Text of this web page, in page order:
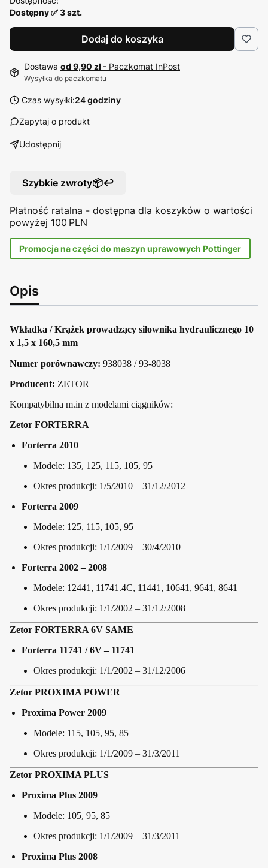
Dostępny ✅ 3 szt.
Dodaj do koszyka
Dostawa od 9,90 zł - Paczkomat InPost
Wysyłka do paczkomatu
Czas wysyłki:24 godziny
Zapytaj o produkt
Udostępnij
Szybkie zwroty📦↩️
Płatność ratalna - dostępna dla koszyków o wartości
powyżej 100 PLN
Promocja na części do maszyn uprawowych Pottinger
Opis
Wkładka / Krążek prowadzący siłownika hydraulicznego 10
x 1,5 x 160,5 mm
Numer porównawczy: 938038 / 93-8038
Producent: ZETOR
Kompatybilna m.in z modelami ciągników:
Zetor FORTERRA
Forterra 2010
Modele: 135, 125, 115, 105, 95
Okres produkcji: 1/5/2010 – 31/12/2012
Forterra 2009
Modele: 125, 115, 105, 95
Okres produkcji: 1/1/2009 – 30/4/2010
Forterra 2002 – 2008
Modele: 12441, 11741.4C, 11441, 10641, 9641, 8641
Okres produkcji: 1/1/2002 – 31/12/2008
Zetor FORTERRA 6V SAME
Forterra 11741 / 6V – 11741
Okres produkcji: 1/1/2002 – 31/12/2006
Zetor PROXIMA POWER
Proxima Power 2009
Modele: 115, 105, 95, 85
Okres produkcji: 1/1/2009 – 31/3/2011
Zetor PROXIMA PLUS
Proxima Plus 2009
Modele: 105, 95, 85
Okres produkcji: 1/1/2009 – 31/3/2011
Proxima Plus 2008